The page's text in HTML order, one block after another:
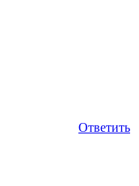
Ответить